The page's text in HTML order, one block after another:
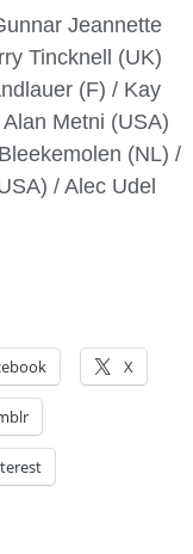
Jeannette
Tincknell (UK)
(F) / Kay
Metni (USA)
(NL) /
/ Alec Udel
X